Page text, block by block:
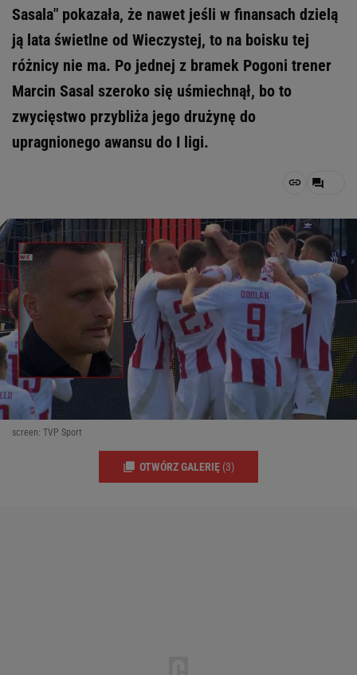
Sasala" pokazała, że nawet jeśli w finansach dzielą
ją lata świetlne od Wieczystej, to na boisku tej
różnicy nie ma. Po jednej z bramek Pogoni trener
Marcin Sasal szeroko się uśmiechnął, bo to
zwycięstwo przybliża jego drużynę do
upragnionego awansu do I ligi.
screen: TVP Sport
OTWÓRZ GALERIĘ (3)